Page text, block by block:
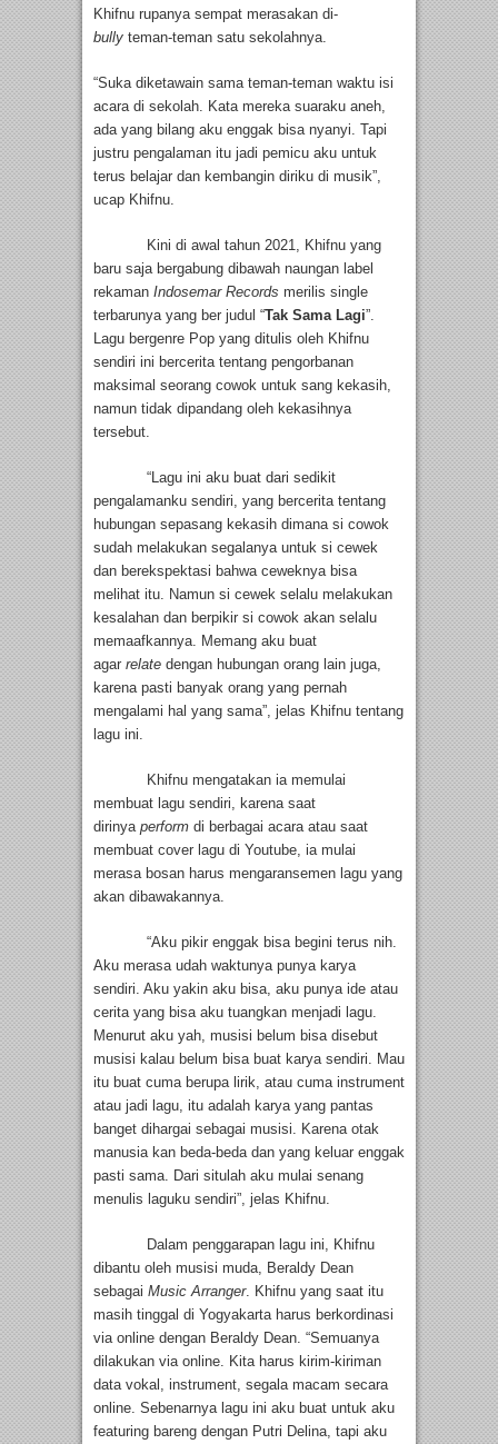
Khifnu rupanya sempat merasakan di-
bully teman-teman satu sekolahnya.
“Suka diketawain sama teman-teman waktu isi
acara di sekolah. Kata mereka suaraku aneh,
ada yang bilang aku enggak bisa nyanyi. Tapi
justru pengalaman itu jadi pemicu aku untuk
terus belajar dan kembangin diriku di musik”,
ucap Khifnu.
Kini di awal tahun 2021, Khifnu yang
baru saja bergabung dibawah naungan label
rekaman Indosemar Records merilis single
terbarunya yang ber judul “Tak Sama Lagi”.
Lagu bergenre Pop yang ditulis oleh Khifnu
sendiri ini bercerita tentang pengorbanan
maksimal seorang cowok untuk sang kekasih,
namun tidak dipandang oleh kekasihnya
tersebut.
“Lagu ini aku buat dari sedikit
pengalamanku sendiri, yang bercerita tentang
hubungan sepasang kekasih dimana si cowok
sudah melakukan segalanya untuk si cewek
dan berekspektasi bahwa ceweknya bisa
melihat itu. Namun si cewek selalu melakukan
kesalahan dan berpikir si cowok akan selalu
memaafkannya. Memang aku buat
agar relate dengan hubungan orang lain juga,
karena pasti banyak orang yang pernah
mengalami hal yang sama”, jelas Khifnu tentang
lagu ini.
Khifnu mengatakan ia memulai
membuat lagu sendiri, karena saat
dirinya perform di berbagai acara atau saat
membuat cover lagu di Youtube, ia mulai
merasa bosan harus mengaransemen lagu yang
akan dibawakannya.
“Aku pikir enggak bisa begini terus nih.
Aku merasa udah waktunya punya karya
sendiri. Aku yakin aku bisa, aku punya ide atau
cerita yang bisa aku tuangkan menjadi lagu.
Menurut aku yah, musisi belum bisa disebut
musisi kalau belum bisa buat karya sendiri. Mau
itu buat cuma berupa lirik, atau cuma instrument
atau jadi lagu, itu adalah karya yang pantas
banget dihargai sebagai musisi. Karena otak
manusia kan beda-beda dan yang keluar enggak
pasti sama. Dari situlah aku mulai senang
menulis laguku sendiri”, jelas Khifnu.
Dalam penggarapan lagu ini, Khifnu
dibantu oleh musisi muda, Beraldy Dean
sebagai Music Arranger. Khifnu yang saat itu
masih tinggal di Yogyakarta harus berkordinasi
via online dengan Beraldy Dean. “Semuanya
dilakukan via online. Kita harus kirim-kiriman
data vokal, instrument, segala macam secara
online. Sebenarnya lagu ini aku buat untuk aku
featuring bareng dengan Putri Delina, tapi aku